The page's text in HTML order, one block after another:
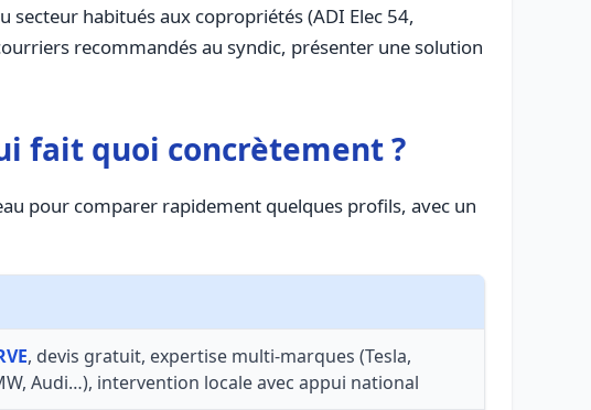
secteur habitués aux copropriétés (ADI Elec 54,
recommandés au syndic, présenter une solution
fait quoi concrètement ?
pour comparer rapidement quelques profils, avec un
, devis gratuit, expertise multi-marques (Tesla,
Audi…), intervention locale avec appui national